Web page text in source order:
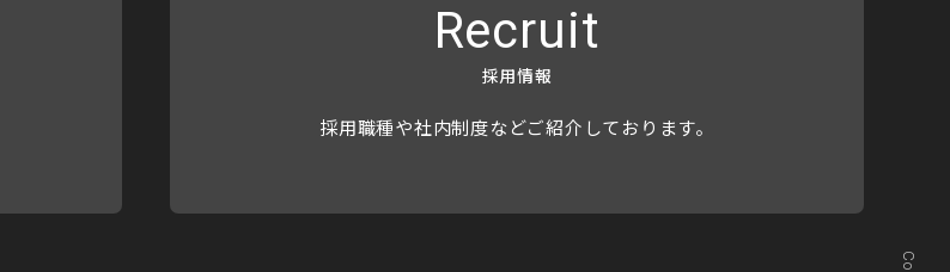
Recruit
採用情報
採用職種や社内制度などご紹介しております。